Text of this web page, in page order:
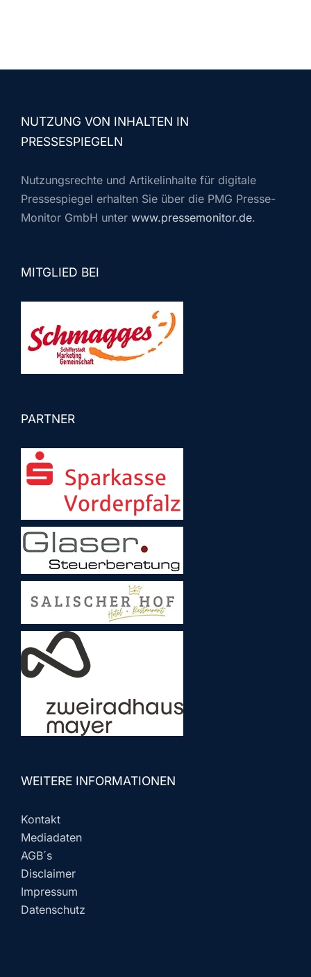
NUTZUNG VON INHALTEN IN
PRESSESPIEGELN
Nutzungsrechte und Artikelinhalte für digitale
Pressespiegel erhalten Sie über die PMG Presse-
Monitor GmbH unter www.pressemonitor.de.
MITGLIED BEI
PARTNER
WEITERE INFORMATIONEN
Kontakt
Mediadaten
AGB´s
Disclaimer
Impressum
Datenschutz